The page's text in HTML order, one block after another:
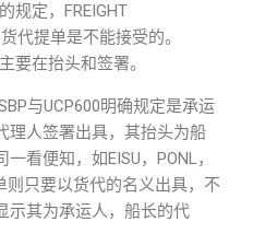
规定，FREIGHT
代提单是不能接受的。
要在抬头和签署。
与UCP600明确规定是承运
理人签署出具，其抬头为船
看便知，如EISU，PONL，
则只要以货代的名义出具，不
示其为承运人，船长的代